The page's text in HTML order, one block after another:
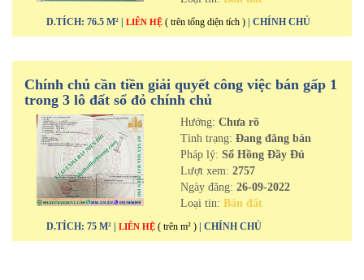
D.TÍCH: 76.5 M² | LIÊN HỆ ( trên tổng diện tích ) | CHÍNH CHỦ
Chính chủ cần tiền giải quyết công việc bán gấp 1
trong 3 lô đất sổ đỏ chính chủ
Hướng: Chưa rõ
Tình trạng: Đang đăng bán
Pháp lý: Sổ Hồng Đầy Đủ
Lượt xem: 2757
Ngày đăng: 26-09-2022
Loại tin: Bán đất
D.TÍCH: 75 M² | LIÊN HỆ ( trên m² ) | CHÍNH CHỦ